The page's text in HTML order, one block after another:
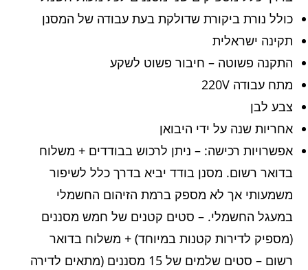
כולל נורת ביקורת שדולקת בעת עבודה של המסנן
תקינה ישראלית
התקנה פשוטה – חיבור פשוט לשקע
מתח עבודה 220V
צבע לבן
אחריות שנה על ידי היבואן
אפשרויות רכישה: – ניתן לרכוש בבודדים + משלוח
בדואר רשום. מסנן בודד יביא בדרך כלל לשיפור
משמעותי אך לא מספק ברמת הזיהום החשמלי
במעגל החשמלי. – סטים קטנים של חמש מסננים
(מספיק לדירות קטנות במיוחד) + משלוח בדואר
רשום – סטים שלמים של 15 מסננים (מתאים לדירה